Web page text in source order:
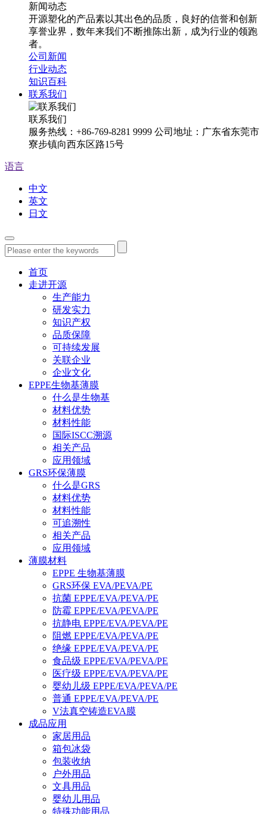
新闻动态
开源塑化的产品素以其出色的品质，良好的信誉和创新
享誉业界，数年来我们不断推陈出新，成为行业的领跑
者。
公司新闻
行业动态
知识百科
联系我们
联系我们
服务热线：+86-769-8281 9999 公司地址：广东省东莞市
寮步镇向西东区路15号
语言
中文
英文
日文
首页
走进开源
生产能力
研发实力
知识产权
品质保障
可持续发展
关联企业
企业文化
EPPE生物基薄膜
什么是生物基
材料优势
材料性能
国际ISCC溯源
相关产品
应用领域
GRS环保薄膜
什么是GRS
材料优势
材料性能
可追溯性
相关产品
应用领域
薄膜材料
EPPE 生物基薄膜
GRS环保 EVA/PEVA/PE
抗菌 EPPE/EVA/PEVA/PE
防霉 EPPE/EVA/PEVA/PE
抗静电 EPPE/EVA/PEVA/PE
阻燃 EPPE/EVA/PEVA/PE
绝缘 EPPE/EVA/PEVA/PE
食品级 EPPE/EVA/PEVA/PE
医疗级 EPPE/EVA/PEVA/PE
婴幼儿级 EPPE/EVA/PEVA/PE
普通 EPPE/EVA/PEVA/PE
V法真空铸造EVA膜
成品应用
家居用品
箱包冰袋
包装收纳
户外用品
文具用品
婴幼儿用品
特殊功能用品